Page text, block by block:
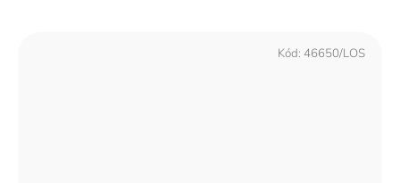
Kód: 46650/LOS